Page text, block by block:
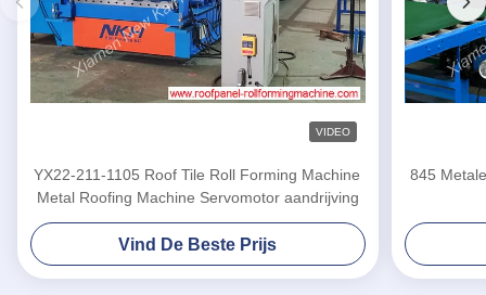
VIDEO
YX22-211-1105 Roof Tile Roll Forming Machine
Metal Roofing Machine Servomotor aandrijving
Vind De Beste Prijs
845